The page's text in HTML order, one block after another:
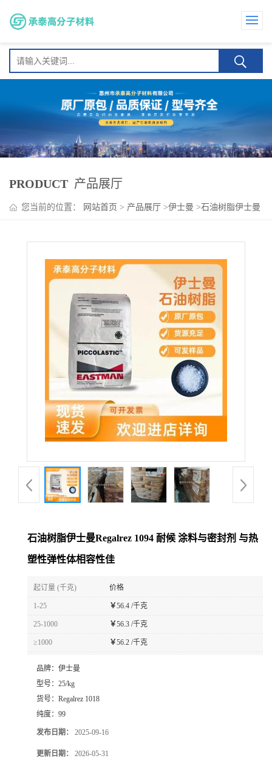
PRODUCT 产品展厅
您当前的位置： 网站首页 > 产品展厅 >伊士曼 >石油树脂伊士曼
石油树脂伊士曼Regalrez 1094 耐候 涂料与密封剂 与热
塑性弹性体相容性佳
起订量 (千克) 价格
1-25 ￥56.4 /千克
25-1000 ￥56.3 /千克
≥1000 ￥56.2 /千克
品牌： 伊士曼
型号： 25/kg
货号： Regalrez 1018
纯度： 99
发布日期： 2025-09-16
更新日期： 2026-05-31